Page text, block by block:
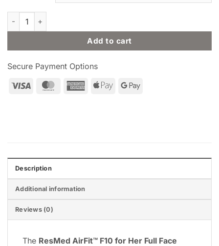
ResMed AirFit F10 for Her Full Face CPAP / BiPAP Mask with
Add to cart
Secure Payment Options
Visa
MasterCardAmericanApple Google
Description
Additional information
Reviews (0)
The ResMed AirFit™ F10 for Her Full Face